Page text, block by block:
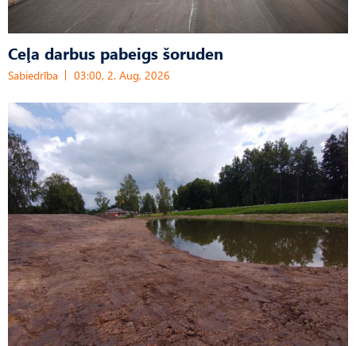
Ceļa darbus pabeigs šoruden
Sabiedrība 03:00, 2. Aug, 2026